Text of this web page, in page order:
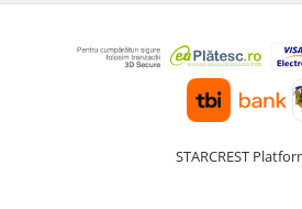
STARCREST